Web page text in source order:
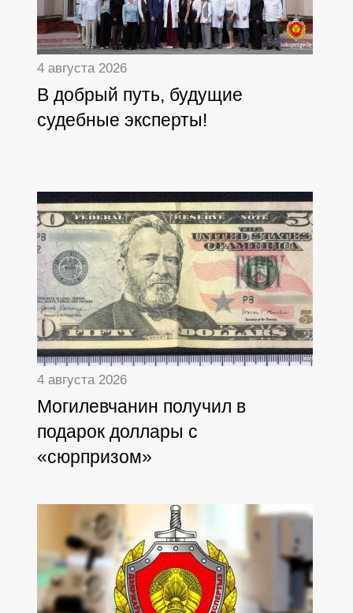
4 августа 2026
В добрый путь, будущие
судебные эксперты!
4 августа 2026
Могилевчанин получил в
подарок доллары с
«сюрпризом»